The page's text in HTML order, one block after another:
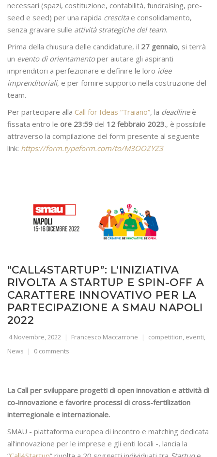
necessari (spazi, costituzione, contabilità, fundraising, pre-
seed e seed) per una rapida crescita e consolidamento,
senza gravare sulle attività strategiche del team.
Prima della chiusura delle candidature, il 27 gennaio, si terrà
un evento di orientamentoper aiutare gli aspiranti
imprenditori a perfezionare e definire le loro idee
imprenditoriali, e per fornire supporto nella costruzione del
team.
Per partecipare alla Call for Ideas “Traiano”, la deadline è
fissata entro le ore 23:59 del 12 febbraio 2023., è possibile
attraverso la compilazione del form presente al seguente
link: https://form.typeform.com/to/M3OOZYZ3
“CALL4STARTUP”: L’INIZIATIVA
RIVOLTA A STARTUP E SPIN-OFF A
CARATTERE INNOVATIVO PER LA
PARTECIPAZIONE A SMAU NAPOLI
2022
4 Novembre, 2022 Francesco Maccarrone competition, eventi,
News
0 comments
La Call per sviluppare progetti di open innovation e attività di
co-innovazione e favorire processi di cross-fertilization
interregionale e internazionale.
SMAU - piattaforma europea di incontro e matching dedicata
all’innovazione per le imprese e gli enti locali -, lancia la